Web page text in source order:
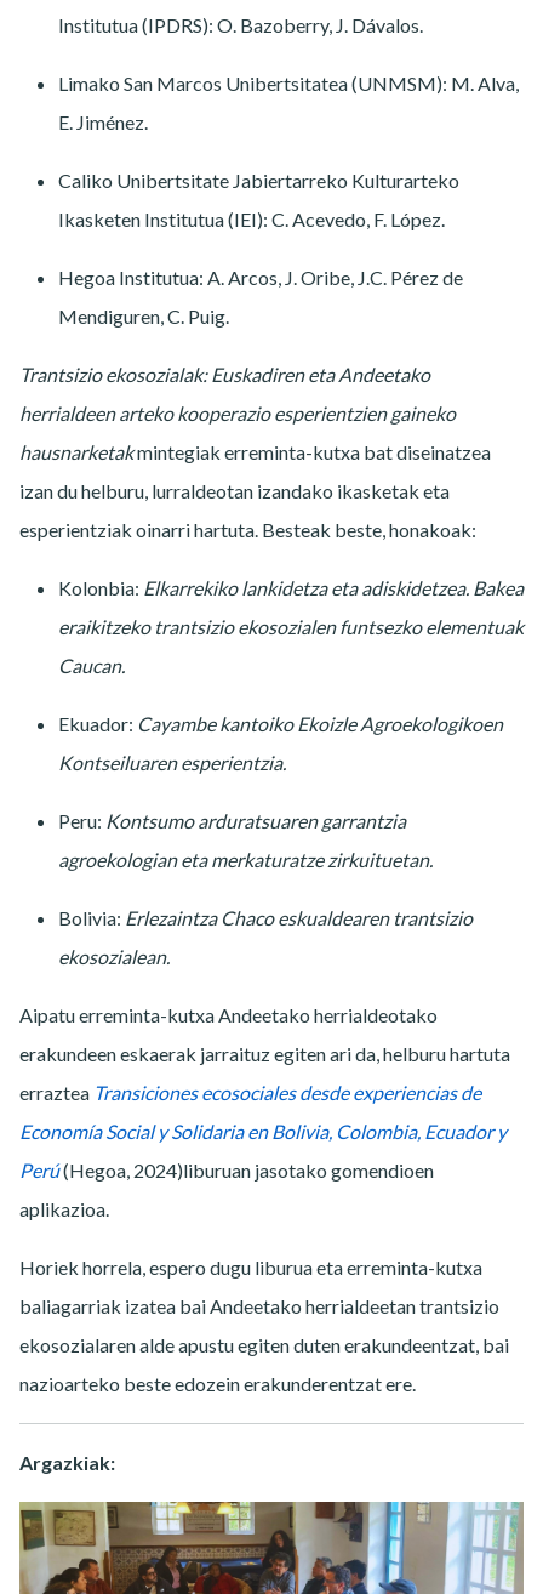
Institutua (IPDRS): O. Bazoberry, J. Dávalos.
Limako San Marcos Unibertsitatea (UNMSM): M. Alva,
E. Jiménez.
Caliko Unibertsitate Jabiertarreko Kulturarteko
Ikasketen Institutua (IEI): C. Acevedo, F. López.
Hegoa Institutua: A. Arcos, J. Oribe, J.C. Pérez de
Mendiguren, C. Puig.
Trantsizio ekosozialak: Euskadiren eta Andeetako
herrialdeen arteko kooperazio esperientzien gaineko
hausnarketakmintegiak erreminta-kutxa bat diseinatzea
izan du helburu, lurraldeotan izandako ikasketak eta
esperientziak oinarri hartuta. Besteak beste, honakoak:
Kolonbia: Elkarrekiko lankidetza eta adiskidetzea. Bakea
eraikitzeko trantsizio ekosozialen funtsezko elementuak
Caucan.
Ekuador: Cayambe kantoiko Ekoizle Agroekologikoen
Kontseiluaren esperientzia.
Peru: Kontsumo arduratsuaren garrantzia
agroekologian eta merkaturatze zirkuituetan.
Bolivia: Erlezaintza Chaco eskualdearen trantsizio
ekosozialean.
Aipatu erreminta-kutxa Andeetako herrialdeotako
erakundeen eskaerak jarraituz egiten ari da, helburu hartuta
erraztea Transiciones ecosociales desde experiencias de
Economía Social y Solidaria en Bolivia, Colombia, Ecuador y
Perú(Hegoa, 2024)liburuan jasotako gomendioen
aplikazioa.
Horiek horrela, espero dugu liburua eta erreminta-kutxa
baliagarriak izatea bai Andeetako herrialdeetan trantsizio
ekosozialaren alde apustu egiten duten erakundeentzat, bai
nazioarteko beste edozein erakunderentzat ere.
Argazkiak: